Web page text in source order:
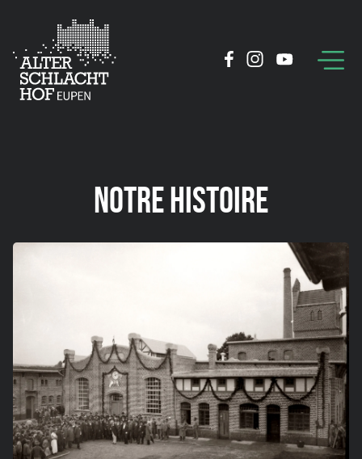
NOTRE HISTOIRE